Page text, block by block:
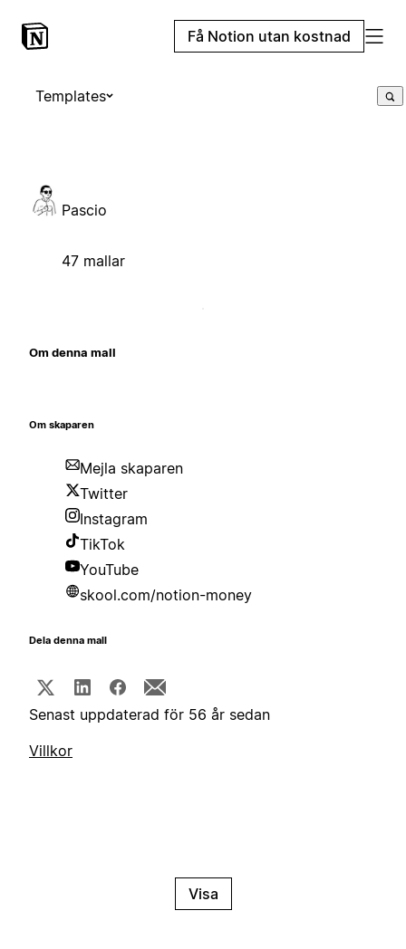
Få Notion utan kostnad
Templates
Pascio
47 mallar
Om denna mall
Om skaparen
Mejla skaparen
Twitter
Instagram
TikTok
YouTube
skool.com/notion-money
Dela denna mall
Senast uppdaterad för 56 år sedan
Villkor
Visa